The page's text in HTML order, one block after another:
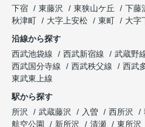
下宿
東藤沢 東狭山ケ丘 下藤
秋津町
大字上安松 東町
大字
沿線から探す
西武池袋線
西武新宿線 武蔵野
西武国分寺線
西武秩父線 西武
東武東上線
駅から探す
所沢
武蔵藤沢 入曽 西所沢
航空公園
新所沢 清瀬 東所沢